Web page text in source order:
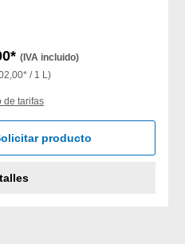
(IVA incluido)
/ 1 L)
de tarifas
producto